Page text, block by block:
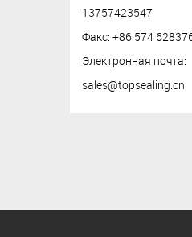
13757423547
Факс: +86 574
Электронная почта:
sales@topsealing.cn